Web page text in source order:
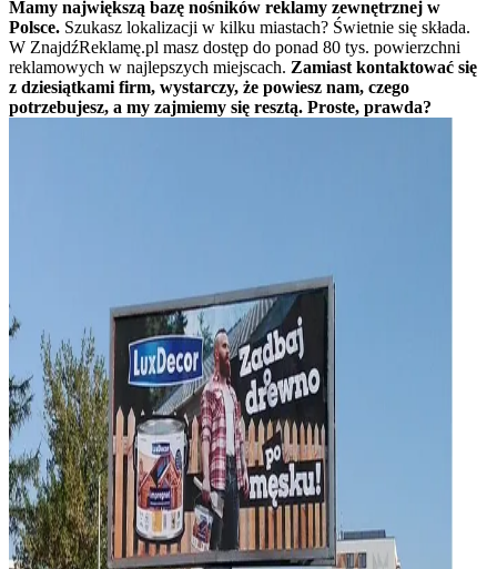
Mamy największą bazę nośników reklamy zewnętrznej w
Polsce. Szukasz lokalizacji w kilku miastach? Świetnie się składa.
W ZnajdźReklamę.pl masz dostęp do ponad 80 tys. powierzchni
reklamowych w najlepszych miejscach. Zamiast kontaktować się
z dziesiątkami firm, wystarczy, że powiesz nam, czego
potrzebujesz, a my zajmiemy się resztą. Proste, prawda?